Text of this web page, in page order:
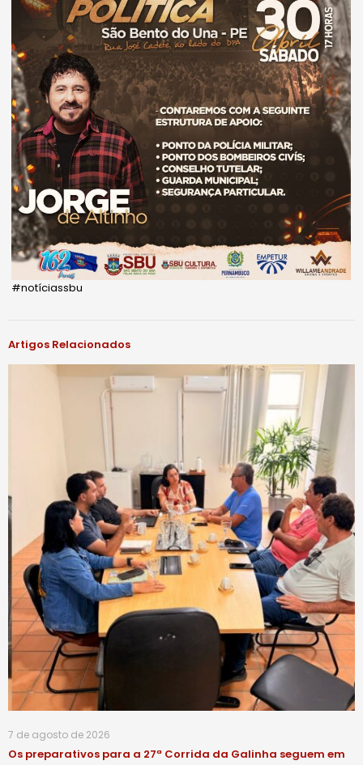
#notíciassbu
Artigos Relacionados
7 de agosto de 2026
Os preparativos para a 27ª Corrida da Galinha seguem em